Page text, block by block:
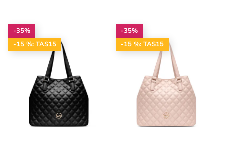
-35%
-15 %: TAS15
-35%
-15 %: TAS15